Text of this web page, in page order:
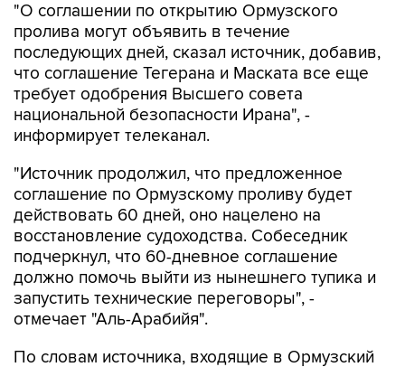
"О соглашении по открытию Ормузского
пролива могут объявить в течение
последующих дней, сказал источник, добавив,
что соглашение Тегерана и Маската все еще
требует одобрения Высшего совета
национальной безопасности Ирана", -
информирует телеканал.
"Источник продолжил, что предложенное
соглашение по Ормузскому проливу будет
действовать 60 дней, оно нацелено на
восстановление судоходства. Собеседник
подчеркнул, что 60-дневное соглашение
должно помочь выйти из нынешнего тупика и
запустить технические переговоры", -
отмечает "Аль-Арабийя".
По словам источника, входящие в Ормузский